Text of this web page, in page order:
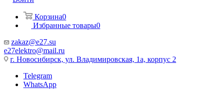
Корзина0
Избранные товары0
zakaz@e27.su
e27elektro@mail.ru
г. Новосибирск, ул. Владимировская, 1а, корпус 2
Telegram
WhatsApp